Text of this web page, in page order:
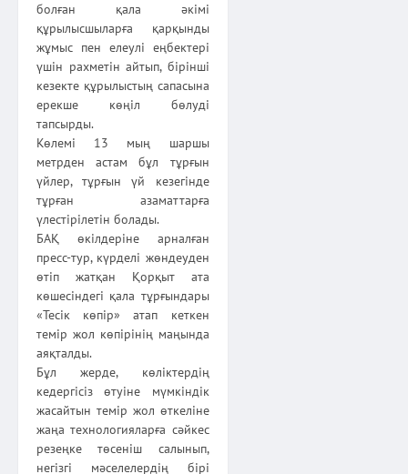
болған қала әкімі
құрылысшыларға қарқынды
жұмыс пен елеулі еңбектері
үшін рахметін айтып, бірінші
кезекте құрылыстың сапасына
ерекше көңіл бөлуді
тапсырды.
Көлемі 13 мың шаршы
метрден астам бұл тұрғын
үйлер, тұрғын үй кезегінде
тұрған азаматтарға
үлестірілетін болады.
БАҚ өкілдеріне арналған
пресс-тур, күрделі жөндеуден
өтіп жатқан Қорқыт ата
көшесіндегі қала тұрғындары
«Тесік көпір» атап кеткен
темір жол көпірінің маңында
аяқталды.
Бұл жерде, көліктердің
кедергісіз өтуіне мүмкіндік
жасайтын темір жол өткеліне
жаңа технологияларға сәйкес
резеңке төсеніш салынып,
негізгі мәселелердің бірі